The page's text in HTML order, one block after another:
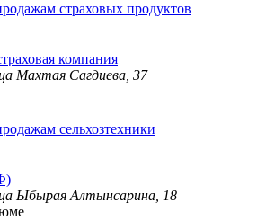
страховых продуктов
компания
Махтая Сагдиева, 37
сельхозтехники
Ыбырая Алтынсарина, 18